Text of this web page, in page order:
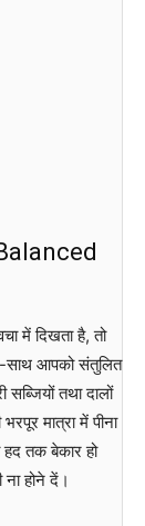
में दिखता है, तो
साथ आपको संतुलित
तथा दालों
मात्रा में पीना
हद तक बेकार हो
होने दें।